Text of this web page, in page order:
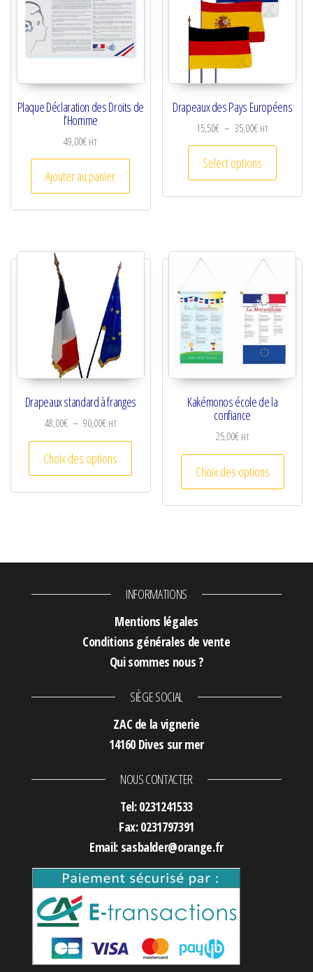
Plaque Déclaration des Droits de
l’Homme
49,00€ HT
Ajouter au panier
Drapeaux des Pays Européens
15,50€ – 35,00€Plage de prix :
HT
Select options
Ce
Drapeaux standard à franges
48,00€ – 90,00€Plage de prix : 48,00€ à 90,00€
HT
Choix des options
Ce produit a plusieurs variations. Les
Kakémonos école de la
confiance
25,00€ HT
Choix des options
Ce
INFORMATIONS
Mentions légales
Conditions générales de vente
Qui sommes nous ?
SIÈGE SOCIAL
ZAC de la vignerie
14160 Dives sur mer
NOUS CONTACTER
Tel: 0231241533
Fax: 0231797391
Email: sasbalder@orange.fr